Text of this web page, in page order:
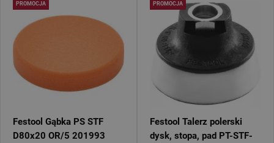
PROMOCJA
Festool Gąbka PS STF
D80x20 OR/5 201993
PROMOCJA
Festool Talerz polerski
dysk, stopa, pad PT-STF-